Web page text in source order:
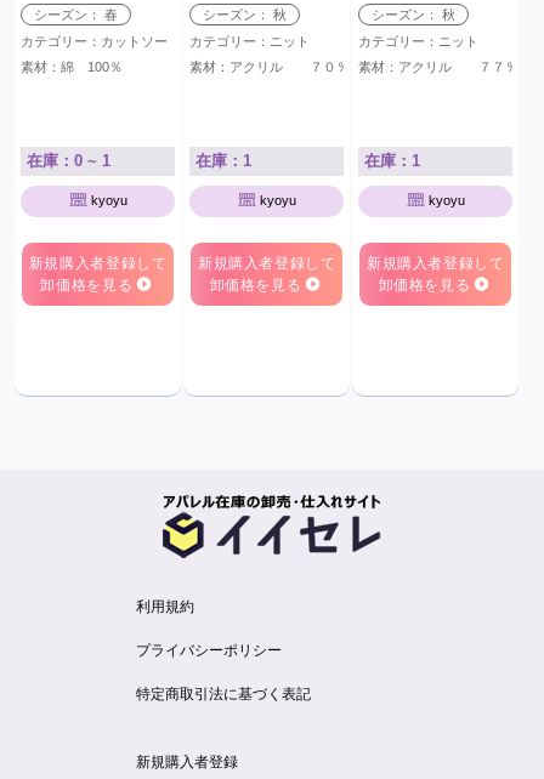
シーズン： 春
カテゴリー：カットソー
素材：綿 100％
在庫：0 ~ 1
kyoyu
新規購入者登録して
卸価格を見る
シーズン： 秋
カテゴリー：ニット
素材：アクリル ７０％ ウール ３０％
在庫：1
kyoyu
新規購入者登録して
卸価格を見る
シーズン： 秋
カテゴリー：ニット
素材：アクリル ７７
在庫：1
kyoyu
新規購入者登録して
卸価格を見る
利用規約
プライバシーポリシー
特定商取引法に基づく表記
新規購入者登録